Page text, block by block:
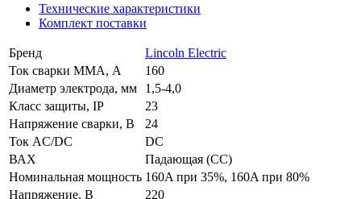
Технические характеристики
Комплект поставки
Бренд
Lincoln Electric
Ток сварки MMA, А
160
Диаметр электрода, мм
1,5-4,0
Класс защиты, IP
23
Напряжение сварки, В
24
Ток AC/DC
DC
ВАХ
Падающая (СС)
Номинальная мощность 160A при 35%, 160A при 80%
Напряжение, В
220